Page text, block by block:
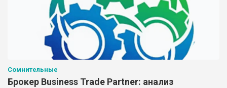
Сомнительные
Брокер Business Trade Partner: анализ